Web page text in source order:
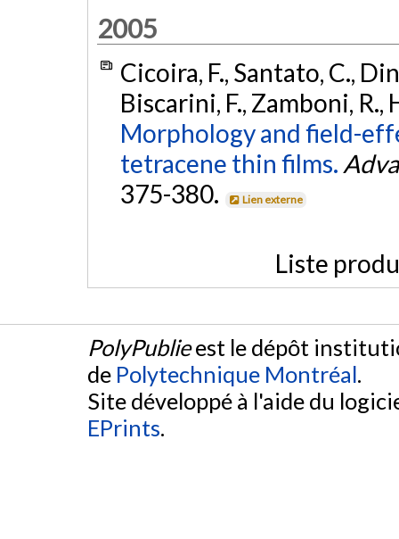
2005
Cicoira, F., Santato, C.,
Biscarini, F., Zamboni,
Morphology and field-
tetracene thin films.
375-380.
Lien externe
Liste
PolyPublieest le dépôt
de Polytechnique Montréal.
Site développé à l'aide du
EPrints.